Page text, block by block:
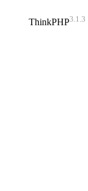
ThinkPHP3.1.3